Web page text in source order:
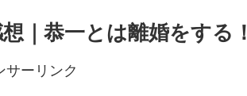
｜恭一とは離婚をする！
サーリンク